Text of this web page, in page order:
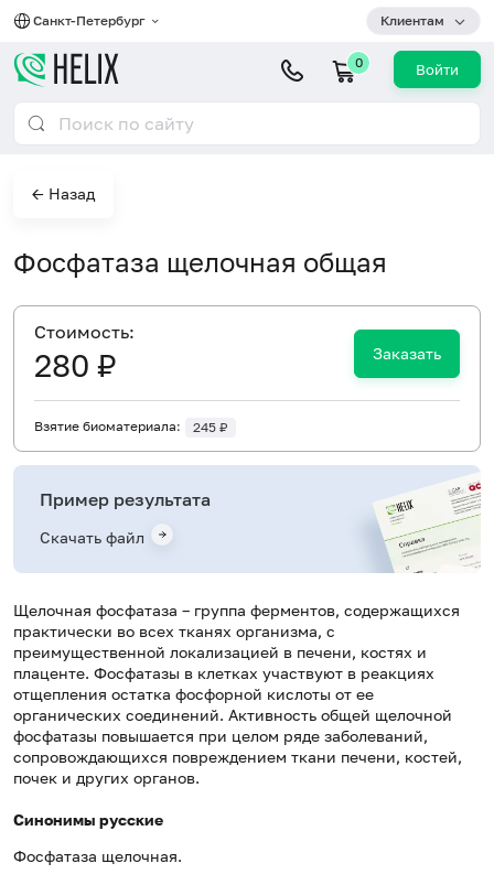
Санкт-Петербург Клиентам
0 Войти
← Назад
Фосфатаза щелочная общая
Щелочная фосфатаза – группа ферментов, содержащихся
практически во всех тканях организма, с
преимущественной локализацией в печени, костях и
плаценте. Фосфатазы в клетках участвуют в реакциях
отщепления остатка фосфорной кислоты от ее
органических соединений. Активность общей щелочной
фосфатазы повышается при целом ряде заболеваний,
сопровождающихся повреждением ткани печени, костей,
почек и других органов.
Синонимы русские
Фосфатаза щелочная.
Cтоимость:
280 ₽ Заказать
Взятие биоматериала: 245 ₽
Пример результата
Скачать файл